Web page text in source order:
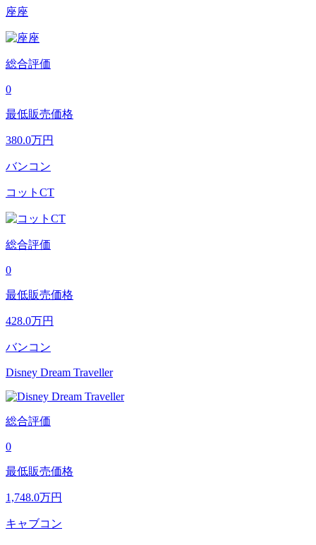
座座
総合評価
0
最低販売価格
380.0万円
バンコン
コットCT
総合評価
0
最低販売価格
428.0万円
バンコン
Disney Dream Traveller
総合評価
0
最低販売価格
1,748.0万円
キャブコン